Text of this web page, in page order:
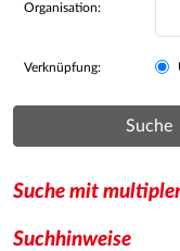
Organisation:
Verknüpfung:
Suche
Suche mit
Suchhinweise